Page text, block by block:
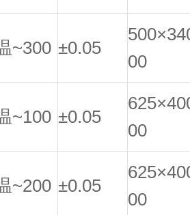
~300 ±0.05
00
~100 ±0.05
00
~200 ±0.05
00